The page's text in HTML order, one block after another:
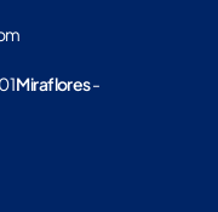
Miraflores-